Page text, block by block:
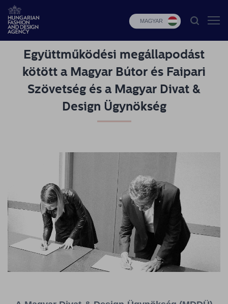
MAGYAR
HFDA
Divat
programok
Hírek
Pályázatok
Sajtószoba
Kapcsolat
Együttműködési megállapodást
kötött a Magyar Bútor és Faipari
Szövetség és a Magyar Divat &
Design Ügynökség